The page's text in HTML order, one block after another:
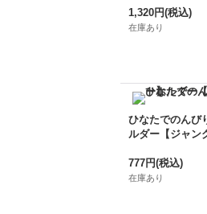
1,320円(税込)
在庫あり
ひなたでのんび
ルダー【ジャン
777円(税込)
在庫あり